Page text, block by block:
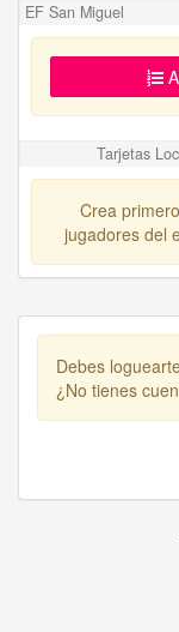
EF San Miguel
Tarjetas
Crea
jugadores del
Debes
¿No tienes